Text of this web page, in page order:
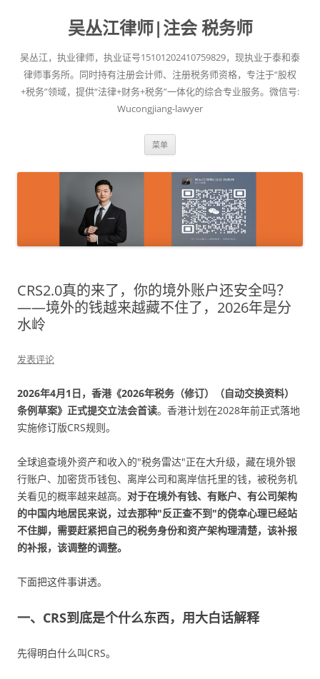
吴丛江律师|注会 税务师
吴丛江，执业律师，执业证号15101202410759829，现执业于泰和泰
律师事务所。同时持有注册会计师、注册税务师资格，专注于“股权
+税务”领域，提供“法律+财务+税务”一体化的综合专业服务。微信号:
Wucongjiang-lawyer
菜单
文
CRS2.0真的来了，你的境外账户还安全吗？
——境外的钱越来越藏不住了，2026年是分
水岭
发表评论
2026年4月1日，香港《2026年税务（修订）（自动交换资料）
条例草案》正式提交立法会首读。香港计划在2028年前正式落地
实施修订版CRS规则。
全球追查境外资产和收入的"税务雷达"正在大升级，藏在境外银
行账户、加密货币钱包、离岸公司和离岸信托里的钱，被税务机
关看见的概率越来越高。 对于在境外有钱、有账户、有公司架构
的中国内地居民来说，过去那种"反正查不到"的侥幸心理已经站
不住脚，需要赶紧把自己的税务身份和资产架构理清楚，该补报
的补报，该调整的调整。
下面把这件事讲透。
一、CRS到底是个什么东西，用大白话解释
先得明白什么叫CRS。